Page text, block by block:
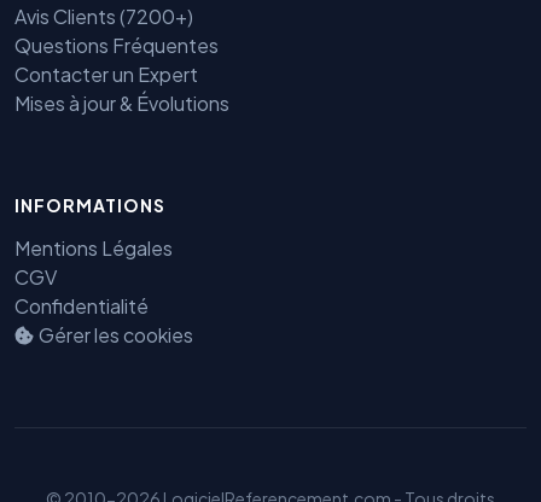
Avis Clients (7200+)
Questions Fréquentes
Contacter un Expert
Mises à jour & Évolutions
INFORMATIONS
Mentions Légales
CGV
Confidentialité
Gérer les cookies